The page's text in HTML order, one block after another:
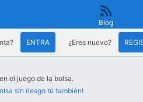
Blog
ENTRA ¿Eres nuevo?
el juego de la bolsa.
sin riesgo tú también!